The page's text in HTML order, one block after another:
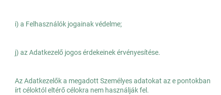
i) a Felhasználók jogainak védelme;
j) az Adatkezelő jogos érdekeinek érvényesítése.
Az Adatkezelők a megadott Személyes adatokat az e pontokban
írt céloktól eltérő célokra nem használják fel.